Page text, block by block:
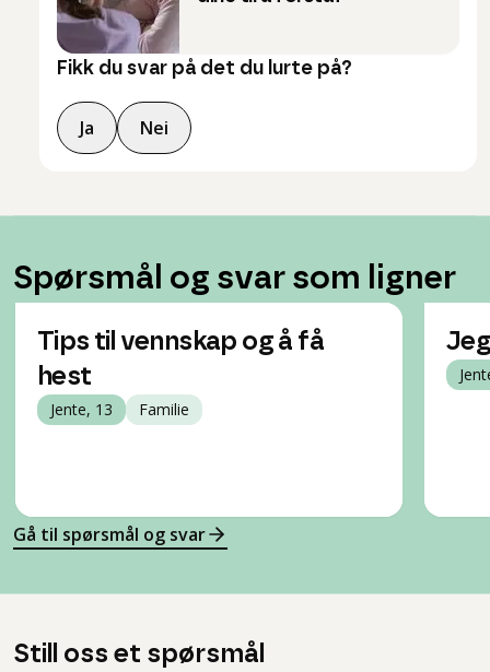
Fikk du svar på det du lurte på?
Ja Nei
Spørsmål og svar som ligner
Tips til vennskap og å få
hest
Jente, 13 Familie
Gå til spørsmål og svar
Still oss et spørsmål